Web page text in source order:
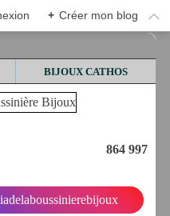
+ Créer mon blog
BIJOUX CATHOS
864 997